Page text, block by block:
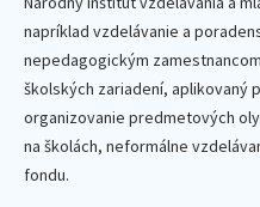
napríklad vzdelávanie a
nepedagogickým
školských zariadení, aplikovaný
organizovanie predmetových
na školách, neformálne
fondu.